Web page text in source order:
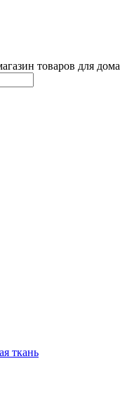
товаров для дома
ткань